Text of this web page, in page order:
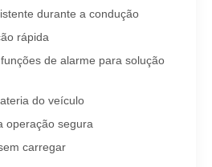
durante a condução
rápida
de alarme para solução
do veículo
operação segura
carregar